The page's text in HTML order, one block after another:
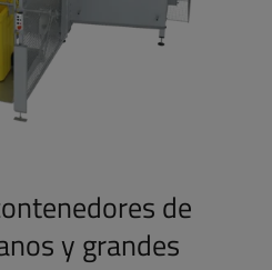
de
y grandes